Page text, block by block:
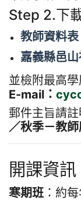
Step 2.下
教師資料表
嘉義縣邑
並檢附最高
E-mail：
郵件主旨請註
／秋季－教
開課資訊
寒期班 ：約